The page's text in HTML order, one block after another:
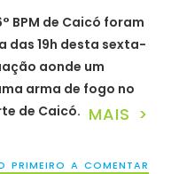
BPM de Caicó foram
das 19h desta sexta-
aonde um
arma de fogo no
de Caicó. MAIS >
PRIMEIRO A COMENTAR